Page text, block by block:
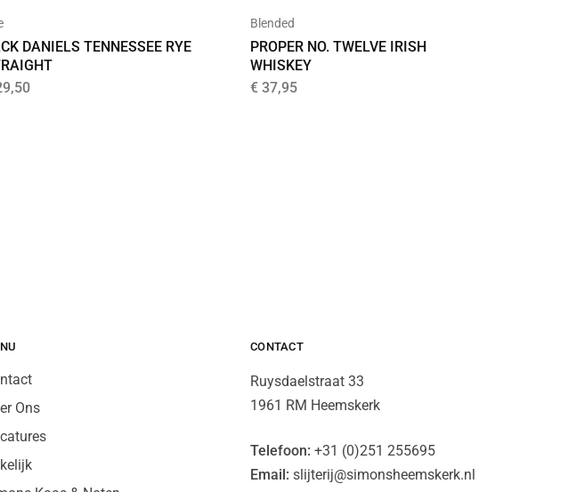
DANIELS TENNESSEE RYE
Blended
PROPER NO. TWELVE IRISH
WHISKEY
€ 37,95
Ons
CONTACT
Ruysdaelstraat 33
1961 RM Heemskerk
Telefoon: +31 (0)251 255695
Email: slijterij@simonsheemskerk.nl